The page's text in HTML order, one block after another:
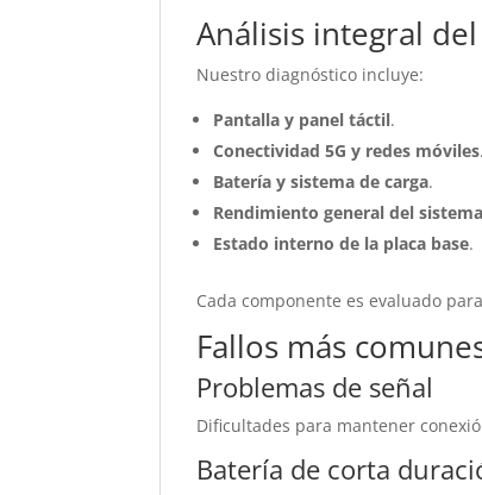
Análisis integral
Nuestro diagnóstico incluye:
Pantalla y panel táctil.
Conectividad 5G y redes móviles.
Batería y sistema de carga.
Rendimiento general del sistema
Estado interno de la placa base.
Cada componente es evaluado
Fallos más
Problemas de señal
Dificultades para mantener
Batería de corta